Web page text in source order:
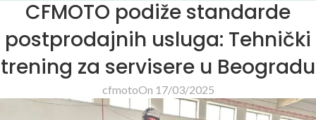
CFMOTO podiže standarde
postprodajnih usluga: Tehnički
trening za servisere u Beogradu
cfmotoOn 17/03/2025